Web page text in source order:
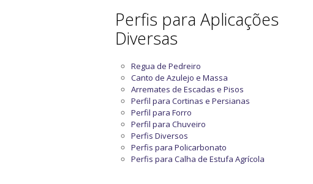
Perfis para Aplicações
Diversas
Regua de Pedreiro
Canto de Azulejo e Massa
Arremates de Escadas e Pisos
Perfil para Cortinas e Persianas
Perfil para Forro
Perfil para Chuveiro
Perfis Diversos
Perfis para Policarbonato
Perfis para Calha de Estufa Agrícola